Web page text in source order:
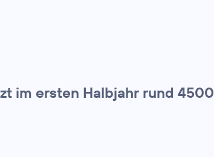
im ersten Halbjahr rund 4500